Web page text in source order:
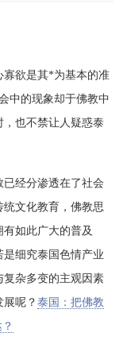
寡欲是其*为基本的准
中的现象却于佛教中
，也不禁让人疑惑泰
经分渗透在了社会
文化教育，佛教思
如此广大的普及
细究泰国色情产业
杂多变的主观因素
展呢？泰国：把佛教